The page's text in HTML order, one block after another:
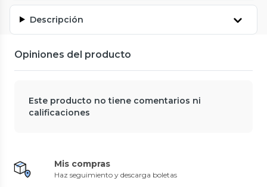
Descripción
Opiniones del producto
Este producto no tiene comentarios ni
calificaciones
Mis compras
Haz seguimiento y descarga boletas